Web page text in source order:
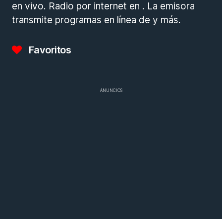
en vivo. Radio por internet en . La emisora
transmite programas en línea de y más.
Favoritos
ANUNCIOS